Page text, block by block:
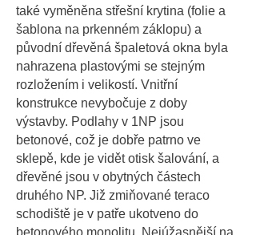
také vyměněna střešní krytina (folie a
šablona na prkenném záklopu) a
původní dřevěná špaletová okna byla
nahrazena plastovými se stejným
rozložením i velikostí. Vnitřní
konstrukce nevybočuje z doby
výstavby. Podlahy v 1NP jsou
betonové, což je dobře patrno ve
sklepě, kde je vidět otisk šalování, a
dřevěné jsou v obytných částech
druhého NP. Již zmiňované teraco
schodiště je v patře ukotveno do
betonového monolitu. Nejúžasnější na